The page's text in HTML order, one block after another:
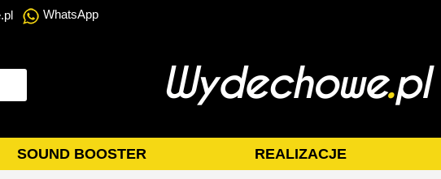
WhatsApp
SOUND BOOSTER REALIZACJE